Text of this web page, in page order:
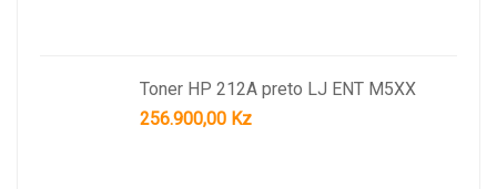
Toner HP 212A preto LJ ENT M5XX
256.900,00 Kz